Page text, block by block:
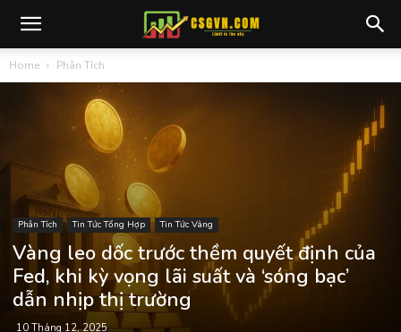
Home Phân Tích
Phân Tích Tin Tức Tổng Hợp Tin Tức Vàng
Vàng leo dốc trước thềm quyết định của
Fed, khi kỳ vọng lãi suất và ‘sóng bạc’
dẫn nhịp thị trường
10 Tháng 12, 2025